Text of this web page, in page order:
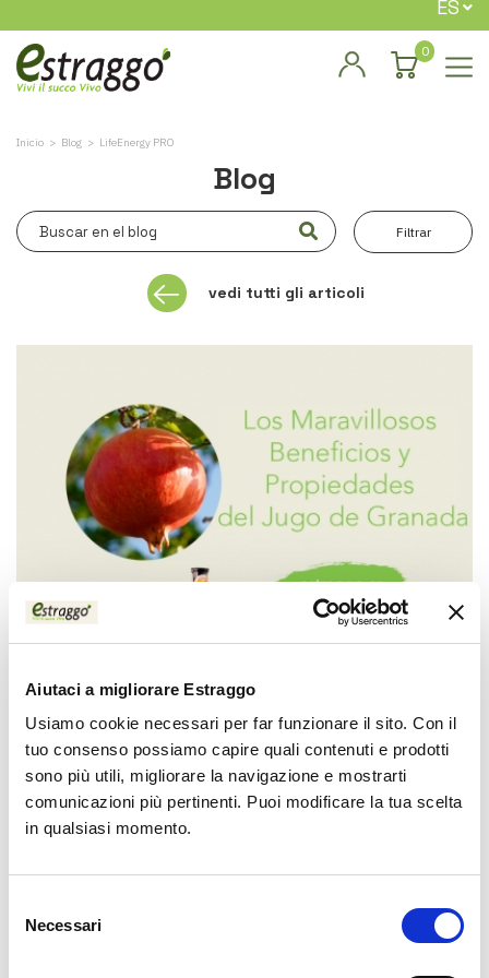
Aiutaci a migliorare Estraggo
Usiamo cookie necessari per far funzionare il sito. Con il
tuo consenso possiamo capire quali contenuti e prodotti
sono più utili, migliorare la navigazione e mostrarti
comunicazioni più pertinenti. Puoi modificare la tua scelta
in qualsiasi momento.
delNecessari
ES
0
Inicio Blog LifeEnergy PRO
Blog
Los Maravillosos Beneficios y
Propiedades del Jugoso Sabor del
Jugo de Granada
03/09/2024
El jugo de granada ha sido aclamado a lo largo de la
sus propiedades únicas.
vedi tutti gli articoli
Filtrar